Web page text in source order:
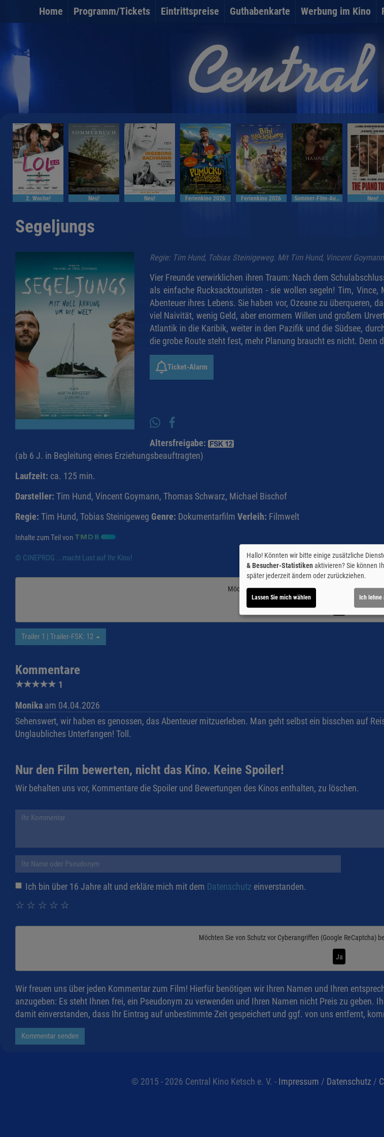
Home Programm/Tickets Eintrittspreise Guthabenkarte Werbung im Kino
2. Woche! Neu! Neu! Ferienkino 2026 Ferienkino 2026 Sommer-Film-Auslese Neu!
Segeljungs
Regie: Tim Hund, Tobias Steinigeweg. Mit Tim Hund, Vincent
Vier Freunde verwirklichen ihren Traum: Nach dem
als einfache Rucksacktouristen - sie wollen segeln! Tim,
Abenteuer ihres Lebens. Sie haben vor, Ozeane zu überqueren,
viel Naivität, wenig Geld, aber enormem Willen und großem
Atlantik in die Karibik, weiter in den Pazifik und die Südsee,
die grobe Route steht fest, mehr Planung braucht es nicht. Denn
Ticket-Alarm
Altersfreigabe:
(ab 6 J. in Begleitung eines Erziehungsbeauftragten)
Laufzeit: ca. 125 min.
Darsteller: Tim Hund, Vincent Goymann, Thomas Schwarz, Michael Bischof
Regie: Tim Hund, Tobias Steinigeweg Genre: Dokumentarfilm Verleih: Filmwelt
Inhalte zum Teil von
© CINEPROG ...macht Lust auf Ihr Kino!
Möchten Sie vonYoutube (Trailer ansehen)
Trailer 1 | Trailer-FSK: 12
Kommentare
★★★★★ 1
Monika am 04.04.2026
Sehenswert, wir haben es genossen, das Abenteuer mitzuerleben. Man geht selbst ein bisschen auf
Unglaubliches Unterfangen! Toll.
Nur den Film bewerten, nicht das Kino. Keine Spoiler!
Wir behalten uns vor, Kommentare die Spoiler und Bewertungen des Kinos enthalten, zu löschen.
Ich bin über 16 Jahre alt und erkläre mich mit dem Datenschutz einverstanden.
☆
☆
☆
☆
☆
Möchten Sie von Schutz vor Cyberangriffen (Google ReCaptcha)
Ja
Wir freuen uns über jeden Kommentar zum Film! Hierfür benötigen wir Ihren Namen und Ihren
anzugeben: Es steht Ihnen frei, ein Pseudonym zu verwenden und Ihren Namen nicht Preis zu geben.
damit einverstanden, dass Ihr Eintrag auf unbestimmte Zeit gespeichert und ggf. von uns entfernt,
Kommentar senden
© 2015 - 2026 Central Kino Ketsch e. V. - Impressum / Datenschutz /
Hallo! Könnten wir bitte einige zusätzliche
& Besucher-Statistikenaktivieren? Sie können
später jederzeit ändern oder zurückziehen.
Lassen Sie mich wählen Ich lehne